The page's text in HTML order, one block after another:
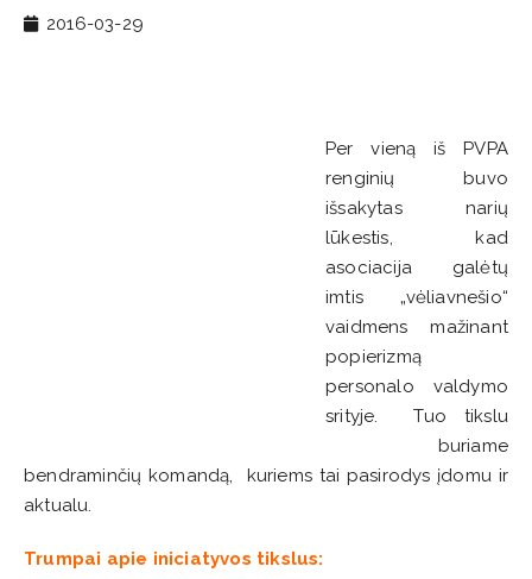
2016-03-29
Per vieną iš PVPA
renginių buvo
išsakytas narių
lūkestis, kad
asociacija galėtų
imtis „vėliavnešio“
vaidmens mažinant
popierizmą
personalo valdymo
srityje. Tuo tikslu
buriame
bendraminčių komandą, kuriems tai pasirodys įdomu ir
aktualu.
Trumpai apie iniciatyvos tikslus: